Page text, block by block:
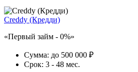
Creddy (Кредди)
«Первый займ - 0%»
Сумма: до 500 000 ₽
Срок: 3 - 48 мес.